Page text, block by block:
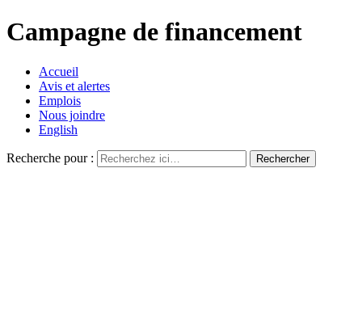
Campagne de financement
Accueil
Avis et alertes
Emplois
Nous joindre
English
Recherche pour :